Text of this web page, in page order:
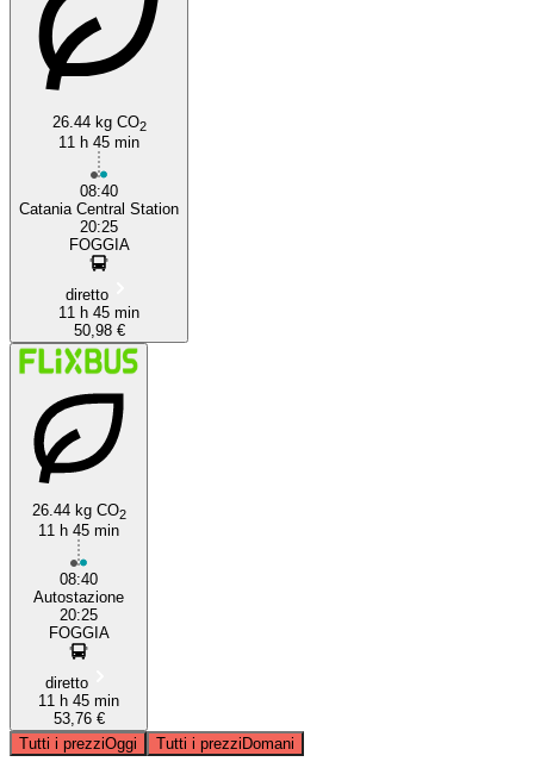
26.44 kg CO2
11 h 45 min
08:40
Catania Central Station
20:25
FOGGIA
diretto
11 h 45 min
50,98 €
26.44 kg CO2
11 h 45 min
08:40
Autostazione
20:25
FOGGIA
diretto
11 h 45 min
53,76 €
Tutti i prezziOggi Tutti i prezziDomani